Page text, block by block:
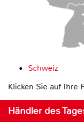
Schweiz
Klicken Sie auf Ihre
Händler des